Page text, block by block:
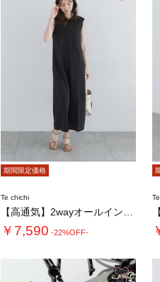
期間限定価格
Te chichi
￥7,590 -22%OFF-
お気に